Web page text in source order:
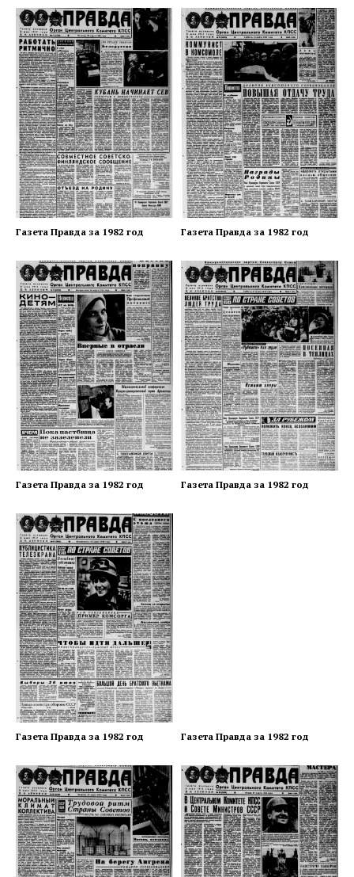
Газета Правда за 1982 год Газета Правда за 1982 год
Газета Правда за 1982 год Газета Правда за 1982 год
Газета Правда за 1982 год Газета Правда за 1982 год